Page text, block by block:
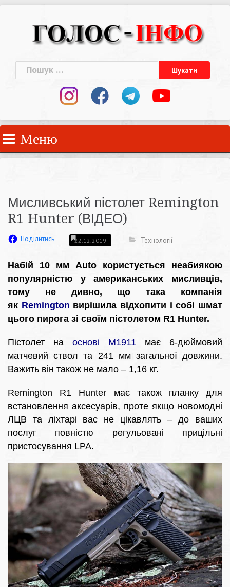
Пошук:
Меню
Мисливський пістолет Remington
R1 Hunter (ВІДЕО)
Поділитись 22.12.2019 Технології
Набій 10 мм Auto користується неабиякою
популярністю у американських мисливців,
тому не дивно, що така компанія
як Remington вирішила відхопити і собі шмат
цього пирога зі своїм пістолетом R1 Hunter.
Пістолет на основі M1911 має 6-дюймовий
матчевий ствол та 241 мм загальної довжини.
Важить він також не мало – 1,16 кг.
Remington R1 Hunter має також планку для
встановлення аксесуарів, проте якщо новомодні
ЛЦВ та ліхтарі вас не цікавлять – до ваших
послуг повністю регульовані прицільні
пристосування LPA.